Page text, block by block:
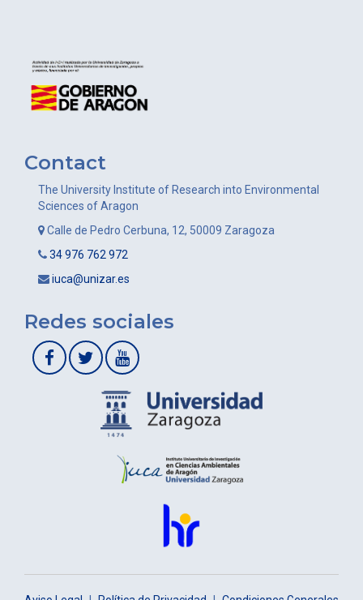
Contact
The University Institute of Research into Environmental
Sciences of Aragon
Calle de Pedro Cerbuna, 12, 50009 Zaragoza
34 976 762 972
iuca@unizar.es
Redes sociales